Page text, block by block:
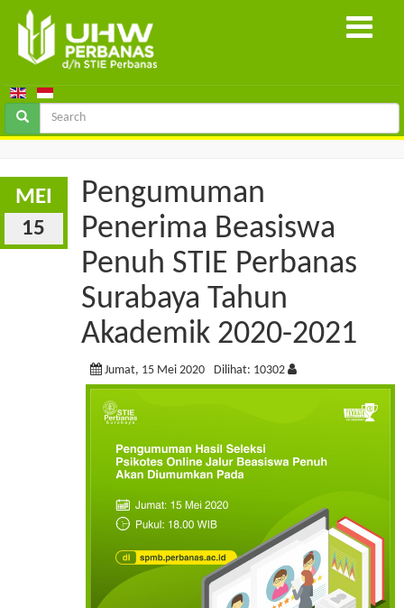
MEI
15
Pengumuman
Penerima Beasiswa
Penuh STIE Perbanas
Surabaya Tahun
Akademik 2020-2021
Jumat, 15 Mei 2020 Dilihat: 10302